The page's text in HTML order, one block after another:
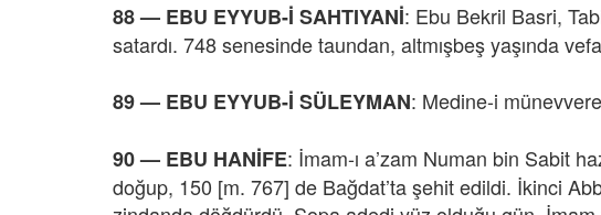
88 — EBU EYYUB-İ SAHTIYANİ: Ebu Bekril Basri,
satardı. 748 senesinde taundan, altmışbeş yaşında
89 — EBU EYYUB-İ SÜLEYMAN: Medine-i
90 — EBU HANİFE: İmam-ı a’zam Numan bin Sabit
doğup, 150 [m. 767] de Bağdat’ta şehit edildi. İkinci